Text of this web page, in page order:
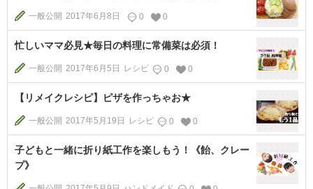
一般公開 2017年6月8日 0 0
忙しいママ必見★毎日の料理に常備菜は必須！
一般公開 2017年6月5日 レシピ 0 0
【リメイクレシピ】ピザを作っちゃお★
一般公開 2017年5月19日 レシピ 0 0
子どもと一緒に折り紙工作を楽しもう！《飴、クレー
プ》